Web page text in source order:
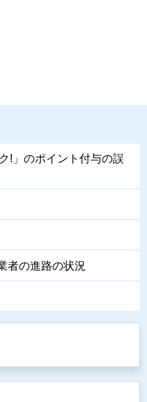
!」のポイント付与の誤
者の進路の状況